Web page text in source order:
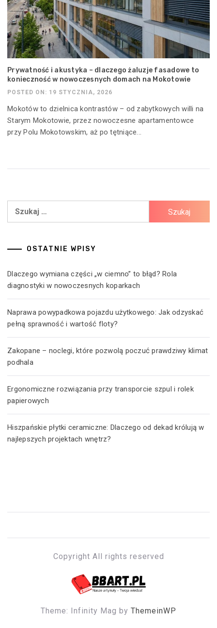
Prywatność i akustyka – dlaczego żaluzje fasadowe to
konieczność w nowoczesnych domach na Mokotowie
POSTED ON: 19 STYCZNIA, 2026
Mokotów to dzielnica kontrastów – od zabytkowych willi na
Starym Mokotowie, przez nowoczesne apartamentowce
przy Polu Mokotowskim, aż po tętniące...
Szukaj:
OSTATNIE WPISY
Dlaczego wymiana części „w ciemno” to błąd? Rola
diagnostyki w nowoczesnych koparkach
Naprawa powypadkowa pojazdu użytkowego: Jak odzyskać
pełną sprawność i wartość floty?
Zakopane – noclegi, które pozwolą poczuć prawdziwy klimat
podhala
Ergonomiczne rozwiązania przy transporcie szpul i rolek
papierowych
Hiszpańskie płytki ceramiczne: Dlaczego od dekad królują w
najlepszych projektach wnętrz?
Copyright All rights reserved
BBART.PL
Theme: Infinity Mag by ThemeinWP